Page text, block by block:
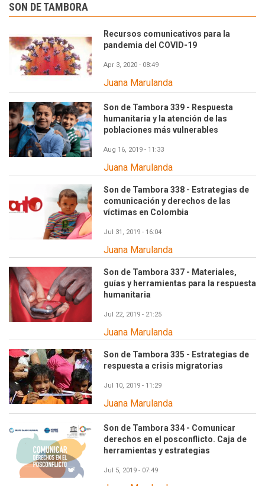
SON DE TAMBORA
Recursos comunicativos para la
pandemia del COVID-19
Apr 3, 2020 - 08:49
Juana Marulanda
Son de Tambora 339 - Respuesta
humanitaria y la atención de las
poblaciones más vulnerables
Aug 16, 2019 - 11:33
Juana Marulanda
Son de Tambora 338 - Estrategias de
comunicación y derechos de las
víctimas en Colombia
Jul 31, 2019 - 16:04
Juana Marulanda
Son de Tambora 337 - Materiales,
guías y herramientas para la respuesta
humanitaria
Jul 22, 2019 - 21:25
Juana Marulanda
Son de Tambora 335 - Estrategias de
respuesta a crisis migratorias
Jul 10, 2019 - 11:29
Juana Marulanda
Son de Tambora 334 - Comunicar
derechos en el posconflicto. Caja de
herramientas y estrategias
Jul 5, 2019 - 07:49